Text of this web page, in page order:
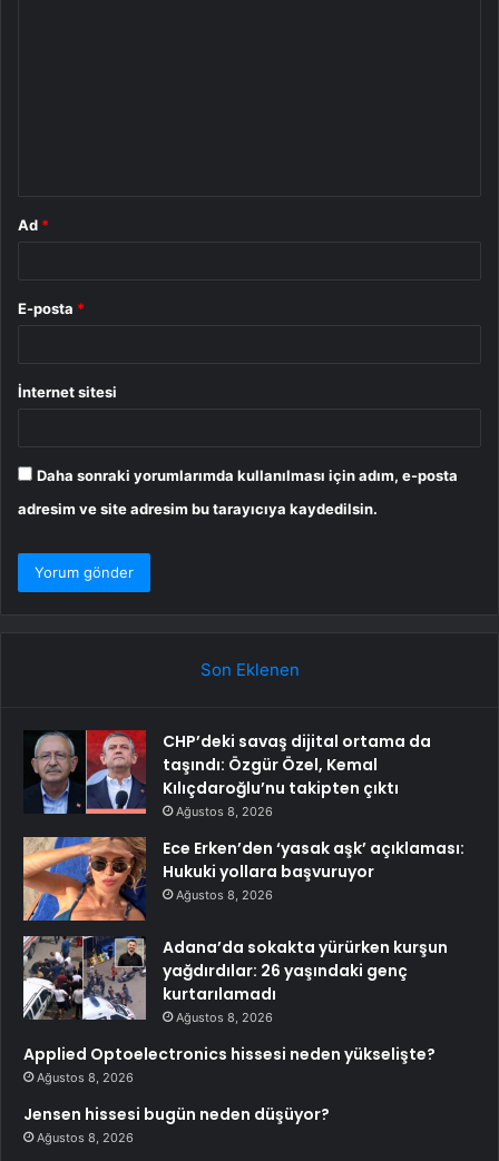
Ad *
E-posta *
İnternet sitesi
Daha sonraki yorumlarımda kullanılması için adım, e-posta
adresim ve site adresim bu tarayıcıya kaydedilsin.
Son Eklenen
CHP’deki savaş dijital ortama da
taşındı: Özgür Özel, Kemal
Kılıçdaroğlu’nu takipten çıktı
Ağustos 8, 2026
Ece Erken’den ‘yasak aşk’ açıklaması:
Hukuki yollara başvuruyor
Ağustos 8, 2026
Adana’da sokakta yürürken kurşun
yağdırdılar: 26 yaşındaki genç
kurtarılamadı
Ağustos 8, 2026
Applied Optoelectronics hissesi neden yükselişte?
Ağustos 8, 2026
Jensen hissesi bugün neden düşüyor?
Ağustos 8, 2026